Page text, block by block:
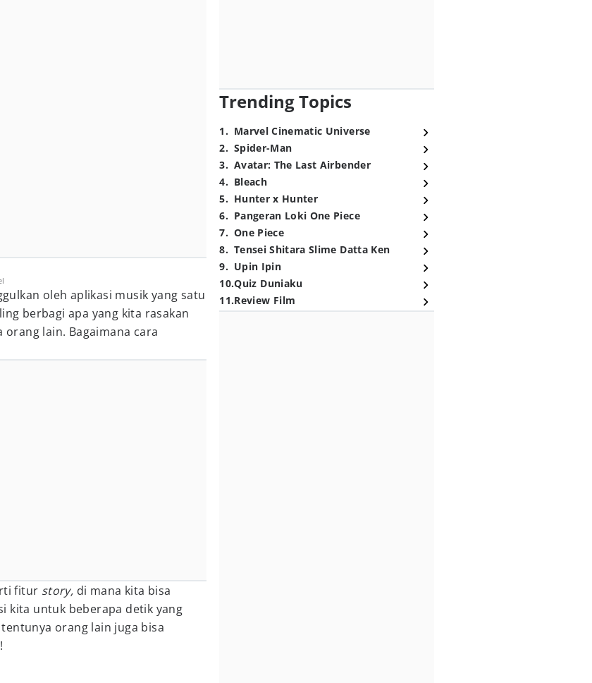
oleh aplikasi musik yang satu
berbagi apa yang kita rasakan
lain. Bagaimana cara
fitur story, di mana kita bisa
kita untuk beberapa detik yang
orang lain juga bisa
Trending Topics
1. Marvel Cinematic Universe
2. Spider-Man
3. Avatar: The Last Airbender
4. Bleach
5. Hunter x Hunter
6. Pangeran Loki One Piece
7. One Piece
8. Tensei Shitara Slime Datta Ken
9. Upin Ipin
10.Quiz Duniaku
11.Review Film